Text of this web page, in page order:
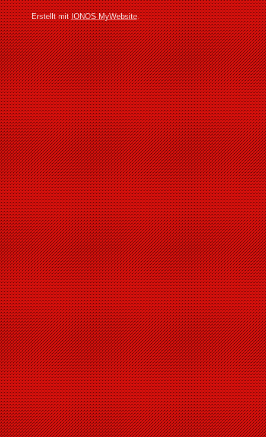
Erstellt mitIONOS MyWebsite.